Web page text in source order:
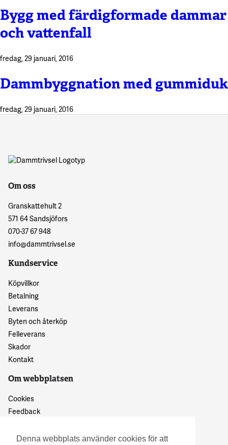
Denna webbplats använder cookies för att
Bygg med färdigformade dammar
och vattenfall
fredag, 29 januari, 2016
Dammbyggnation med gummiduk
fredag, 29 januari, 2016
Om oss
Granskattehult 2
571 64 Sandsjöfors
070-37 67 948
info@dammtrivsel.se
Kundservice
Köpvillkor
Betalning
Leverans
Byten och återköp
Felleverans
Skador
Kontakt
Om webbplatsen
Cookies
Feedback